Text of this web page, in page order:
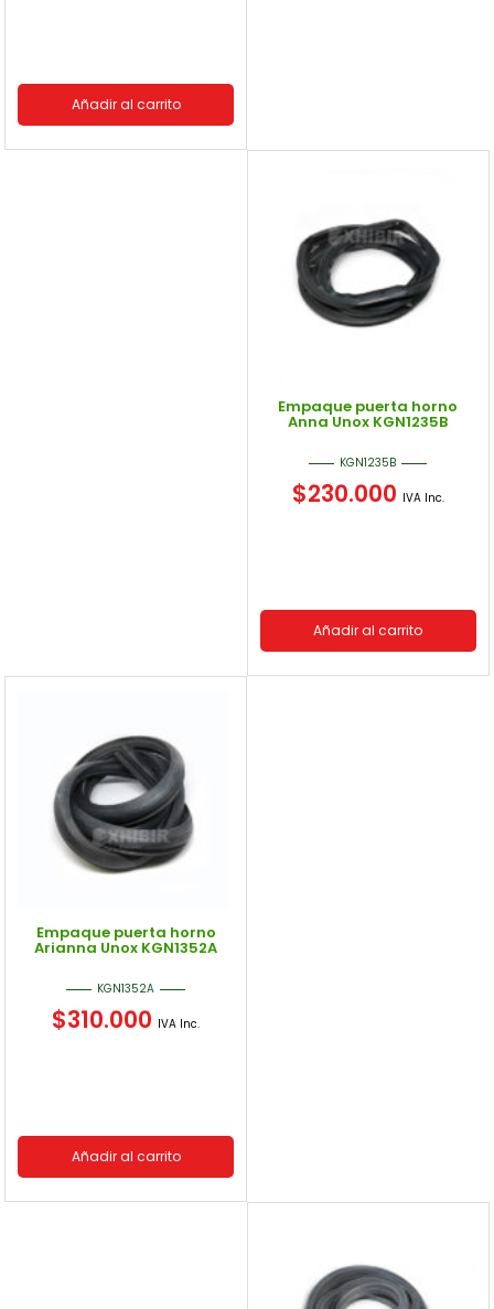
Añadir al carrito
Empaque puerta horno
Anna Unox KGN1235B
KGN1235B
$230.000 IVA Inc.
Añadir al carrito
Empaque puerta horno
Arianna Unox KGN1352A
KGN1352A
$310.000 IVA Inc.
Añadir al carrito